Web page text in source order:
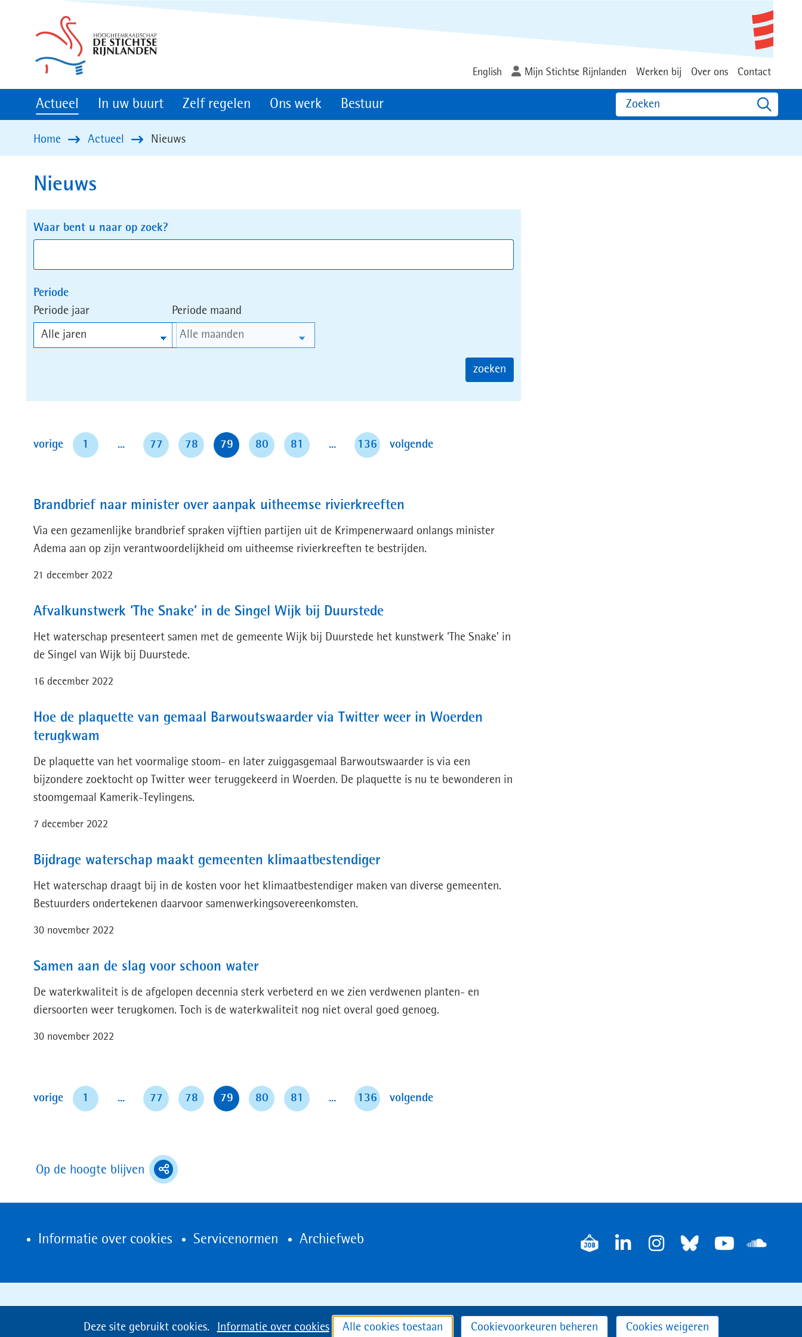
Deze site gebruikt cookies. Informatie over cookies Alle cookies toestaan Cookievoorkeuren beheren Cookies weigeren
naar
English Mijn Stichtse Rijnlanden Werken bij Over ons Contact
Actueel In uw buurt Zelf regelen Ons werk Bestuur Zoeken
Home Actueel Nieuws
Nieuws
Zoeken
in
de
Zoeken
Waar bent u naar op zoek?
Periode
Periode jaar
Periode maand
zoeken
vorigepagina
1 ... 77 78 79 80 81 ... 136 volgendepagina
Brandbrief naar minister over aanpak uitheemse rivierkreeften
Via een gezamenlijke brandbrief spraken vijftien partijen uit de Krimpenerwaard onlangs minister
Adema aan op zijn verantwoordelijkheid om uitheemse rivierkreeften te bestrijden.
21 december 2022
Afvalkunstwerk ‘The Snake’ in de Singel Wijk bij Duurstede
Het waterschap presenteert samen met de gemeente Wijk bij Duurstede het kunstwerk ‘The Snake’ in
de Singel van Wijk bij Duurstede.
16 december 2022
Hoe de plaquette van gemaal Barwoutswaarder via Twitter weer in Woerden
terugkwam
De plaquette van het voormalige stoom- en later zuiggasgemaal Barwoutswaarder is via een
bijzondere zoektocht op Twitter weer teruggekeerd in Woerden. De plaquette is nu te bewonderen in
stoomgemaal Kamerik-Teylingens.
7 december 2022
Bijdrage waterschap maakt gemeenten klimaatbestendiger
Het waterschap draagt bij in de kosten voor het klimaatbestendiger maken van diverse gemeenten.
Bestuurders ondertekenen daarvoor samenwerkingsovereenkomsten.
30 november 2022
Samen aan de slag voor schoon water
De waterkwaliteit is de afgelopen decennia sterk verbeterd en we zien verdwenen planten- en
diersoorten weer terugkomen. Toch is de waterkwaliteit nog niet overal goed genoeg.
30 november 2022
vorigepagina
1 ... 77 78 79 80 81 ... 136 volgendepagina
Op de hoogte blijven (toont
deel
Informatie over cookies Servicenormen Archiefweb
nieuw
venster)
l
g
o